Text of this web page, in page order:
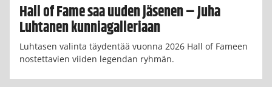
Hall of Fame saa uuden jäsenen – Juha
Luhtanen kunniagalleriaan
Luhtasen valinta täydentää vuonna 2026 Hall of Fameen
nostettavien viiden legendan ryhmän.